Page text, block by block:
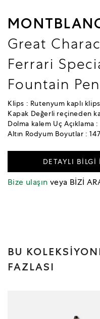
Great
Ferrari
Fountain
Klips : Rutenyum kaplı
Kapak Değerli reçineden
Dolma kalem Uç Açıklama
Altın Rodyum Boyutlar :
DETAYLI
Bize ulaşın veya BİZİ
BU
FAZLASI